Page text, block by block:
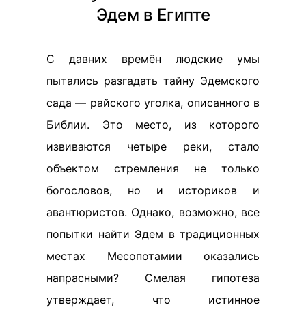
Эдем в Египте
С давних времён людские умы
пытались разгадать тайну Эдемского
сада — райского уголка, описанного в
Библии. Это место, из которого
извиваются четыре реки, стало
объектом стремления не только
богословов, но и историков и
авантюристов. Однако, возможно, все
попытки найти Эдем в традиционных
местах Месопотамии оказались
напрасными? Смелая гипотеза
утверждает, что истинное